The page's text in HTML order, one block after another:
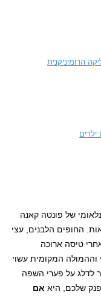
הדומיניקנית
של פונטה קאנה
החופים הלבנים, עצי
טיסה ארוכה
המקומית עשוי
לדלג על פערי השפה
שלכם, היא אם